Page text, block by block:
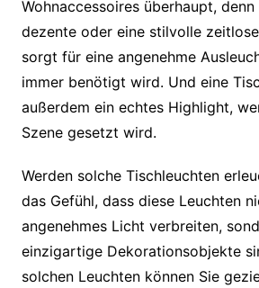
Wohnaccessoires überhaupt,
dezente oder eine stilvolle
sorgt für eine angenehme
immer benötigt wird. Und eine
außerdem ein echtes Highlight,
Szene gesetzt wird.
Werden solche Tischleuchten
das Gefühl, dass diese Leuchten
angenehmes Licht verbreiten,
einzigartige Dekorationsobjekte
solchen Leuchten können Sie